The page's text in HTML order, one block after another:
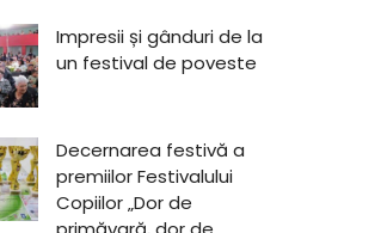
Impresii și gânduri de la
un festival de poveste
Decernarea festivă a
premiilor Festivalului
Copiilor „Dor de